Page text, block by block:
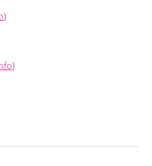
)
)